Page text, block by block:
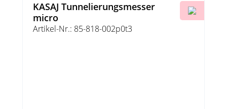
KASAJ Tunnelierungsmesser
micro
Artikel-Nr.: 85-818-002p0t3